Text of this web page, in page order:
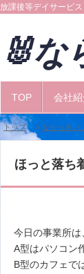
放課後等デイサービ
🐰
TOP 会社紹
トップ > ならっきい
ほっと落ち
今日の事業所は
A型はパソコン
B型のカフェで